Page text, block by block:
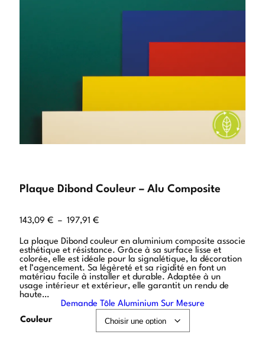
Plaque Dibond Couleur – Alu Composite
143,09 € – 197,91 €
La plaque Dibond couleur en aluminium composite associe
esthétique et résistance. Grâce à sa surface lisse et
colorée, elle est idéale pour la signalétique, la décoration
et l’agencement. Sa légèreté et sa rigidité en font un
matériau facile à installer et durable. Adaptée à un
usage intérieur et extérieur, elle garantit un rendu de
haute…
Demande Tôle Aluminium Sur Mesure
Couleur